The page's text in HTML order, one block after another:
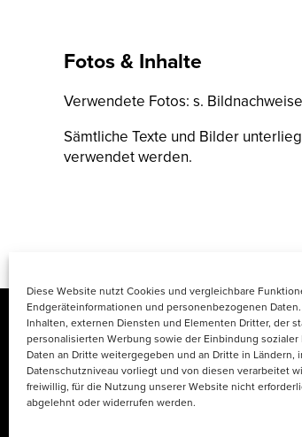
Diese Website nutzt Cookies und vergleichbare
Endgeräteinformationen und personenbezogenen
Inhalten, externen Diensten und Elementen Dritter, der
personalisierten Werbung sowie der Einbindung
Daten an Dritte weitergegeben und an Dritte in Ländern,
Datenschutzniveau vorliegt und von diesen verarbeitet
freiwillig, für die Nutzung unserer Website nicht
abgelehnt oder widerrufen werden.
Fotos & Inhalte
Verwendete Fotos: s.
Sämtliche Texte und Bilder
verwendet werden.
Copyright © 2026.